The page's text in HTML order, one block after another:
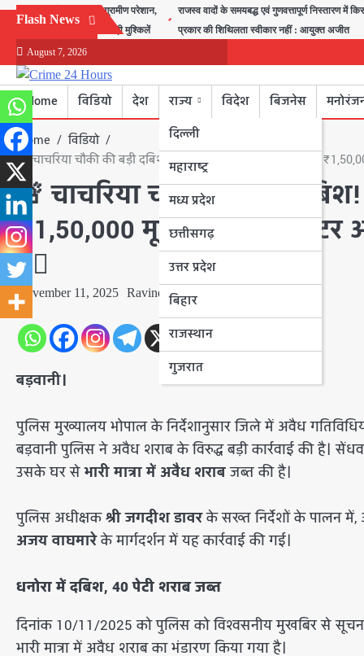
Skip
content
Flash News
बीरा गांव में जलभराव से ग्रामीण परेशान,
स्कूल जाने वाले बच्चों की बढ़ी मुश्किलें
राजस्व वादों के समयबद्ध एवं गुणवत्तापूर्ण निस्तारण में
प्रकार की शिथिलता स्वीकार नहीं : आयुक्त अजीत
August 7, 2026
Home विडियो देश
राज्य
दिल्ली
महाराष्ट्र
मध्य प्रदेश
छत्तीसगढ़
उत्तर प्रदेश
बिहार
राजस्थान
गुजरात
विदेश बिजनेस
Home
विडियो
🚨 चाचरिया चौकी की बड़ी दबिश! सेंधवा ग्रामीण पुलिस ने धनोरा से
🚨 चाचरिया चौकी की बड़ी
₹1,50,000 मूल्य की 360 लीटर
👮‍♂️
November 11, 2025 Ravindra Nagar
बड़वानी।
​पुलिस मुख्यालय भोपाल के निर्देशानुसार जिले में अवैध
बड़वानी पुलिस ने अवैध शराब के विरुद्ध बड़ी कार्रवाई की है।
उसके घर सेभारी मात्रा में अवैध शराबजब्त की है।
​पुलिस अधीक्षकश्री जगदीश डावरके सख्त निर्देशों के पालन में,
अजय वाघमारेके मार्गदर्शन में यह कार्रवाई की गई।
धनोरा में दबिश, 40 पेटी शराब जब्त
​दिनांक 10/11/2025 को पुलिस को विश्वसनीय मुखबिर से
भारी मात्रा में अवैध शराब का भंडारण किया गया है।